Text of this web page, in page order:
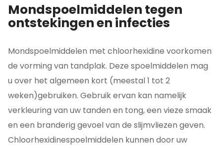
Mondspoelmiddelen tegen
ontstekingen en infecties
Mondspoelmiddelen met chloorhexidine voorkomen
de vorming van tandplak. Deze spoelmiddelen mag
u over het algemeen kort (meestal 1 tot 2
weken)gebruiken. Gebruik ervan kan namelijk
verkleuring van uw tanden en tong, een vieze smaak
en een branderig gevoel van de slijmvliezen geven.
Chloorhexidinespoelmiddelen kunnen door uw